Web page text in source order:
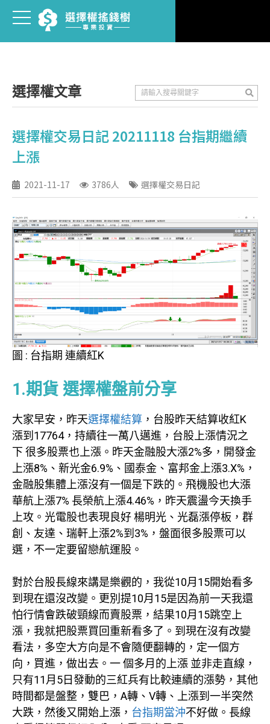
選擇權文章
選擇權交易日記 20211118 台指期繼續
上漲
2021-11-17 3786人 選擇權交易日記
圖 : 台指期 連續紅K
1.期貨 選擇權盤前分享
大家早安，昨天選擇權結算 ，台股昨天結算收紅K
漲到17764，持續往一萬八邁進，台股上漲情況之
下 很多股票也上漲。昨天金融股大漲2%多，開發金
上漲8%、新光金6.9%、國泰金、富邦金上漲3.X%，
金融股集體上漲沒有一個是下跌的。飛機股也大漲
華航上漲7% 長榮航上漲4.46%，昨天震盪今天換手
上攻。光電股也表現良好 楊明光、光磊漲停板，群
創、友達、瑞軒上漲2%到3%，盤面很多股票可以
選，不一定要留戀航運股。
對於台股長線來講是樂觀的，我從10月15開始看多
到現在還沒改變。更別提10月15是因為前一天我還
怕行情會跌破頸線而賣股票，結果10月15跳空上
漲，我就把股票買回重新看多了。到現在沒有改變
看法，多空大方向是不會隨便翻轉的，定一個方
向，買進，做出去。一 個多月的上漲 並非走直線，
只有11月5日發動的三紅兵有比較連續的漲勢，其他
時間都是盤整，雙巴，A轉、V轉、上漲到一半突然
大跌，然後又開始上漲， 台指期當沖不好做。長線